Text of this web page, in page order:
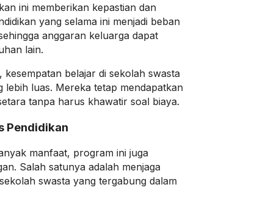
ini memberikan kepastian dan
yang selama ini menjadi beban
anggaran keluarga dapat
lain.
kesempatan belajar di sekolah swasta
lebih luas. Mereka tetap mendapatkan
tanpa harus khawatir soal biaya.
Pendidikan
manfaat, program ini juga
Salah satunya adalah menjaga
swasta yang tergabung dalam